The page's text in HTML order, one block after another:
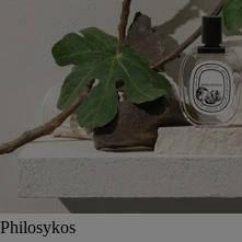
Philosykos